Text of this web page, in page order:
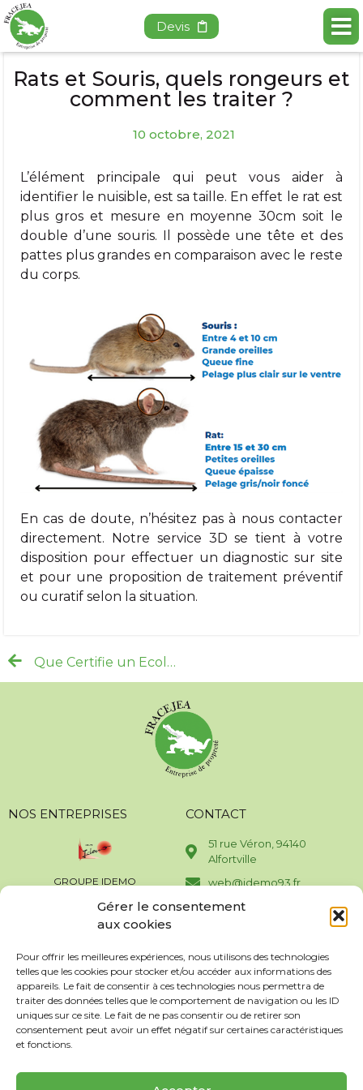
Gérer le consentement
aux cookies
Pour offrir les meilleures expériences, nous utilisons des technologies
telles que les cookies pour stocker et/ou accéder aux informations des
appareils. Le fait de consentir à ces technologies nous permettra de
traiter des données telles que le comportement de navigation ou les ID
uniques sur ce site. Le fait de ne pas consentir ou de retirer son
consentement peut avoir un effet négatif sur certaines caractéristiques
et fonctions.
Devis
Rats et Souris, quels rongeurs et
comment les traiter ?
10 octobre, 2021
L’élément principale qui peut vous aider à
identifier le nuisible, est sa taille. En effet le rat est
plus gros et mesure en moyenne 30cm soit le
double d’une souris. Il possède une tête et des
pattes plus grandes en comparaison avec le reste
du corps.
En cas de doute, n’hésitez pas à nous contacter
directement. Notre service 3D se tient à votre
disposition pour effectuer un diagnostic sur site
et pour une proposition de traitement préventif
ou curatif selon la situation.
Que Certifie un Ecolabel ?
NOS ENTREPRISES
GROUPE IDEMO
SERVICES PUISSANCE 7
SOVENET
ALLIANCE PROPRETÉ
CONTACT
51 rue Véron, 94140
Alfortville
web@idemo93.fr
01 43 96 35 80